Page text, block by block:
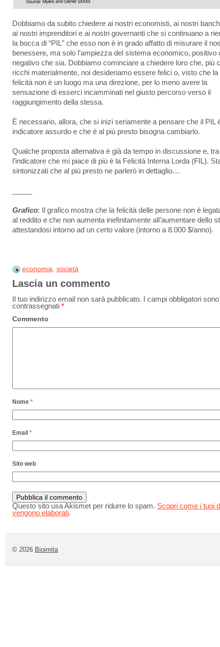
Dobbiamo da subito chiedere ai nostri economisti, ai nostri
ai nostri imprenditori e ai nostri governanti che si continuano a
la bocca di “PIL” che esso non è in grado affatto di misurare il
benessere, ma solo l’ampiezza del sistema economico, positivo
negativo che sia. Dobbiamo cominciare a chiedere loro che, più
ricchi materialmente, noi desideriamo essere felici o, visto che la
felicità non è un luogo ma una direzione, per lo meno avere la
sensazione di esserci incamminati nel giusto percorso verso il
raggiungimento della stessa.
È necessario, allora, che si inizi seriamente a pensare che il PIL
indicatore assurdo e che è al più presto bisogna cambiarlo.
Qualche proposta alternativa è già da tempo in discussione e,
l’indicatore che mi piace di più è la Felicità Interna Lorda (FIL).
sintonizzati che al più presto ne parlerò in dettaglio…
Grafico: Il grafico mostra che la felicità delle persone non è
al reddito e che non aumenta inefinitamente all’aumentare dello
attestandosi intorno ad un certo valore (intorno a 8.000 $/anno).
economia, società
Lascia un commento
Il tuo indirizzo email non sarà pubblicato. I campi obbligatori sono
contrassegnati *
Commento
Nome *
Email *
Sito web
Questo sito usa Akismet per ridurre lo spam. Scopri come i tuoi
vengono elaborati.
© 2026 Bioimita